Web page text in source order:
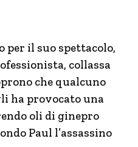
per il suo spettacolo,
collassa
che qualcuno
ha provocato una
oli di ginepro
Paul l’assassino